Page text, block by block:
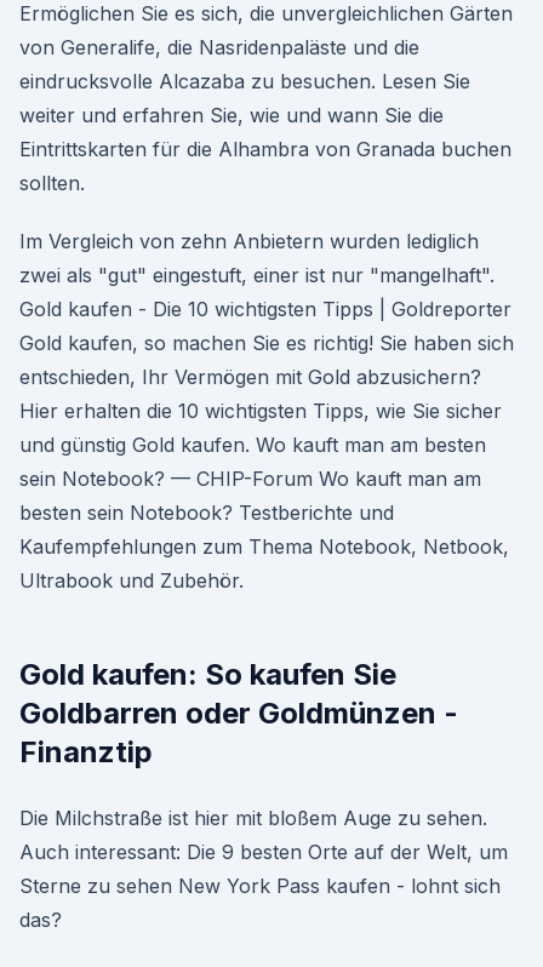
Ermöglichen Sie es sich, die unvergleichlichen Gärten
von Generalife, die Nasridenpaläste und die
eindrucksvolle Alcazaba zu besuchen. Lesen Sie
weiter und erfahren Sie, wie und wann Sie die
Eintrittskarten für die Alhambra von Granada buchen
sollten.
Im Vergleich von zehn Anbietern wurden lediglich
zwei als "gut" eingestuft, einer ist nur "mangelhaft".
Gold kaufen - Die 10 wichtigsten Tipps | Goldreporter
Gold kaufen, so machen Sie es richtig! Sie haben sich
entschieden, Ihr Vermögen mit Gold abzusichern?
Hier erhalten die 10 wichtigsten Tipps, wie Sie sicher
und günstig Gold kaufen. Wo kauft man am besten
sein Notebook? — CHIP-Forum Wo kauft man am
besten sein Notebook? Testberichte und
Kaufempfehlungen zum Thema Notebook, Netbook,
Ultrabook und Zubehör.
Gold kaufen: So kaufen Sie
Goldbarren oder Goldmünzen -
Finanztip
Die Milchstraße ist hier mit bloßem Auge zu sehen.
Auch interessant: Die 9 besten Orte auf der Welt, um
Sterne zu sehen New York Pass kaufen - lohnt sich
das?